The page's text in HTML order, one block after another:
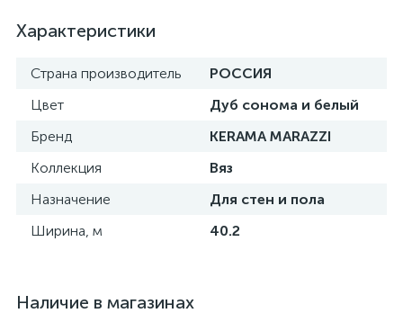
Характеристики
Страна производитель
РОССИЯ
Цвет
Дуб сонома и белый
Бренд
KERAMA MARAZZI
Коллекция
Вяз
Назначение
Для стен и пола
Ширина, м
40.2
Наличие в магазинах